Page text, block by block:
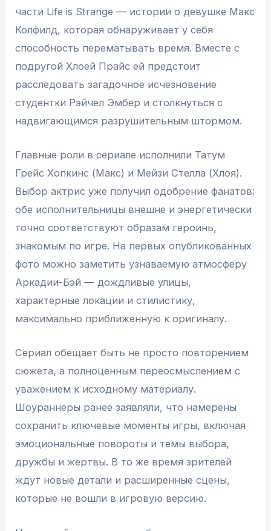
части Life is Strange — истории о девушке Макс
Колфилд, которая обнаруживает у себя
способность перематывать время. Вместе с
подругой Хлоей Прайс ей предстоит
расследовать загадочное исчезновение
студентки Рэйчел Эмбер и столкнуться с
надвигающимся разрушительным штормом.
Главные роли в сериале исполнили Татум
Грейс Хопкинс (Макс) и Мейзи Стелла (Хлоя).
Выбор актрис уже получил одобрение фанатов:
обе исполнительницы внешне и энергетически
точно соответствуют образам героинь,
знакомым по игре. На первых опубликованных
фото можно заметить узнаваемую атмосферу
Аркадии-Бэй — дождливые улицы,
характерные локации и стилистику,
максимально приближенную к оригиналу.
Сериал обещает быть не просто повторением
сюжета, а полноценным переосмыслением с
уважением к исходному материалу.
Шоураннеры ранее заявляли, что намерены
сохранить ключевые моменты игры, включая
эмоциональные повороты и темы выбора,
дружбы и жертвы. В то же время зрителей
ждут новые детали и расширенные сцены,
которые не вошли в игровую версию.